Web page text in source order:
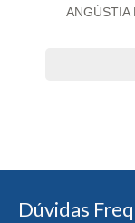
ANGÚSTIA
Dúvidas